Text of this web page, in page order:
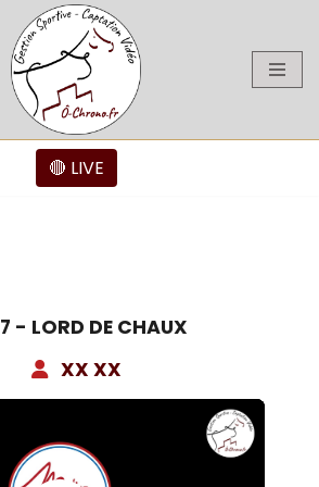
🔴 LIVE
7 - LORD DE CHAUX
XX XX